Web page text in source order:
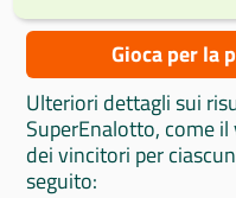
Gioca per la
Ulteriori dettagli sui
SuperEnalotto, come
dei vincitori per
seguito: